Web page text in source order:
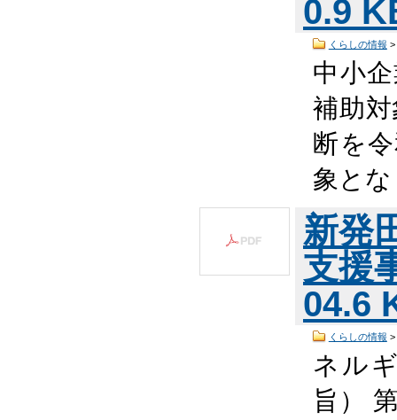
0.9
くらしの情報 >
中小
補助
断を
象と
新発
支援
04.6
くらしの情報 >
ネル
旨）